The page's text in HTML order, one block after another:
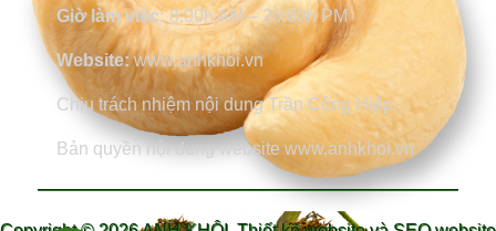
Giờ làm việc:8:00h AM – 20:00h PM
Website:www.anhkhoi.vn
Chịu trách nhiệm nội dung Trần Công Hiệp
Bản quyền nội dung website www.anhkhoi.vn